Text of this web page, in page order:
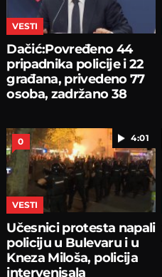
VESTI
Dačić:Povređeno 44
pripadnika policije i 22
građana, privedeno 77
osoba, zadržano 38
4:01
0
VESTI
Učesnici protesta napali
policiju u Bulevaru i u
Kneza Miloša, policija
intervenisala